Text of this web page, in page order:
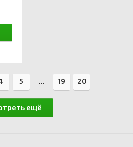
5 ... 19 20
ещё